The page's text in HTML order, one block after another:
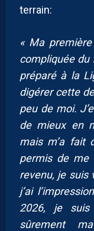
terrain:
« Ma
compliquée du
préparé à la
digérer cette
peu de moi.
de mieux en
mais m’a fait
permis de me
revenu, je suis
j’ai
2026, je suis
sûrement